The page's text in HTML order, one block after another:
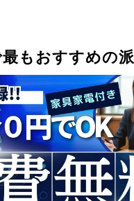
もおすすめの